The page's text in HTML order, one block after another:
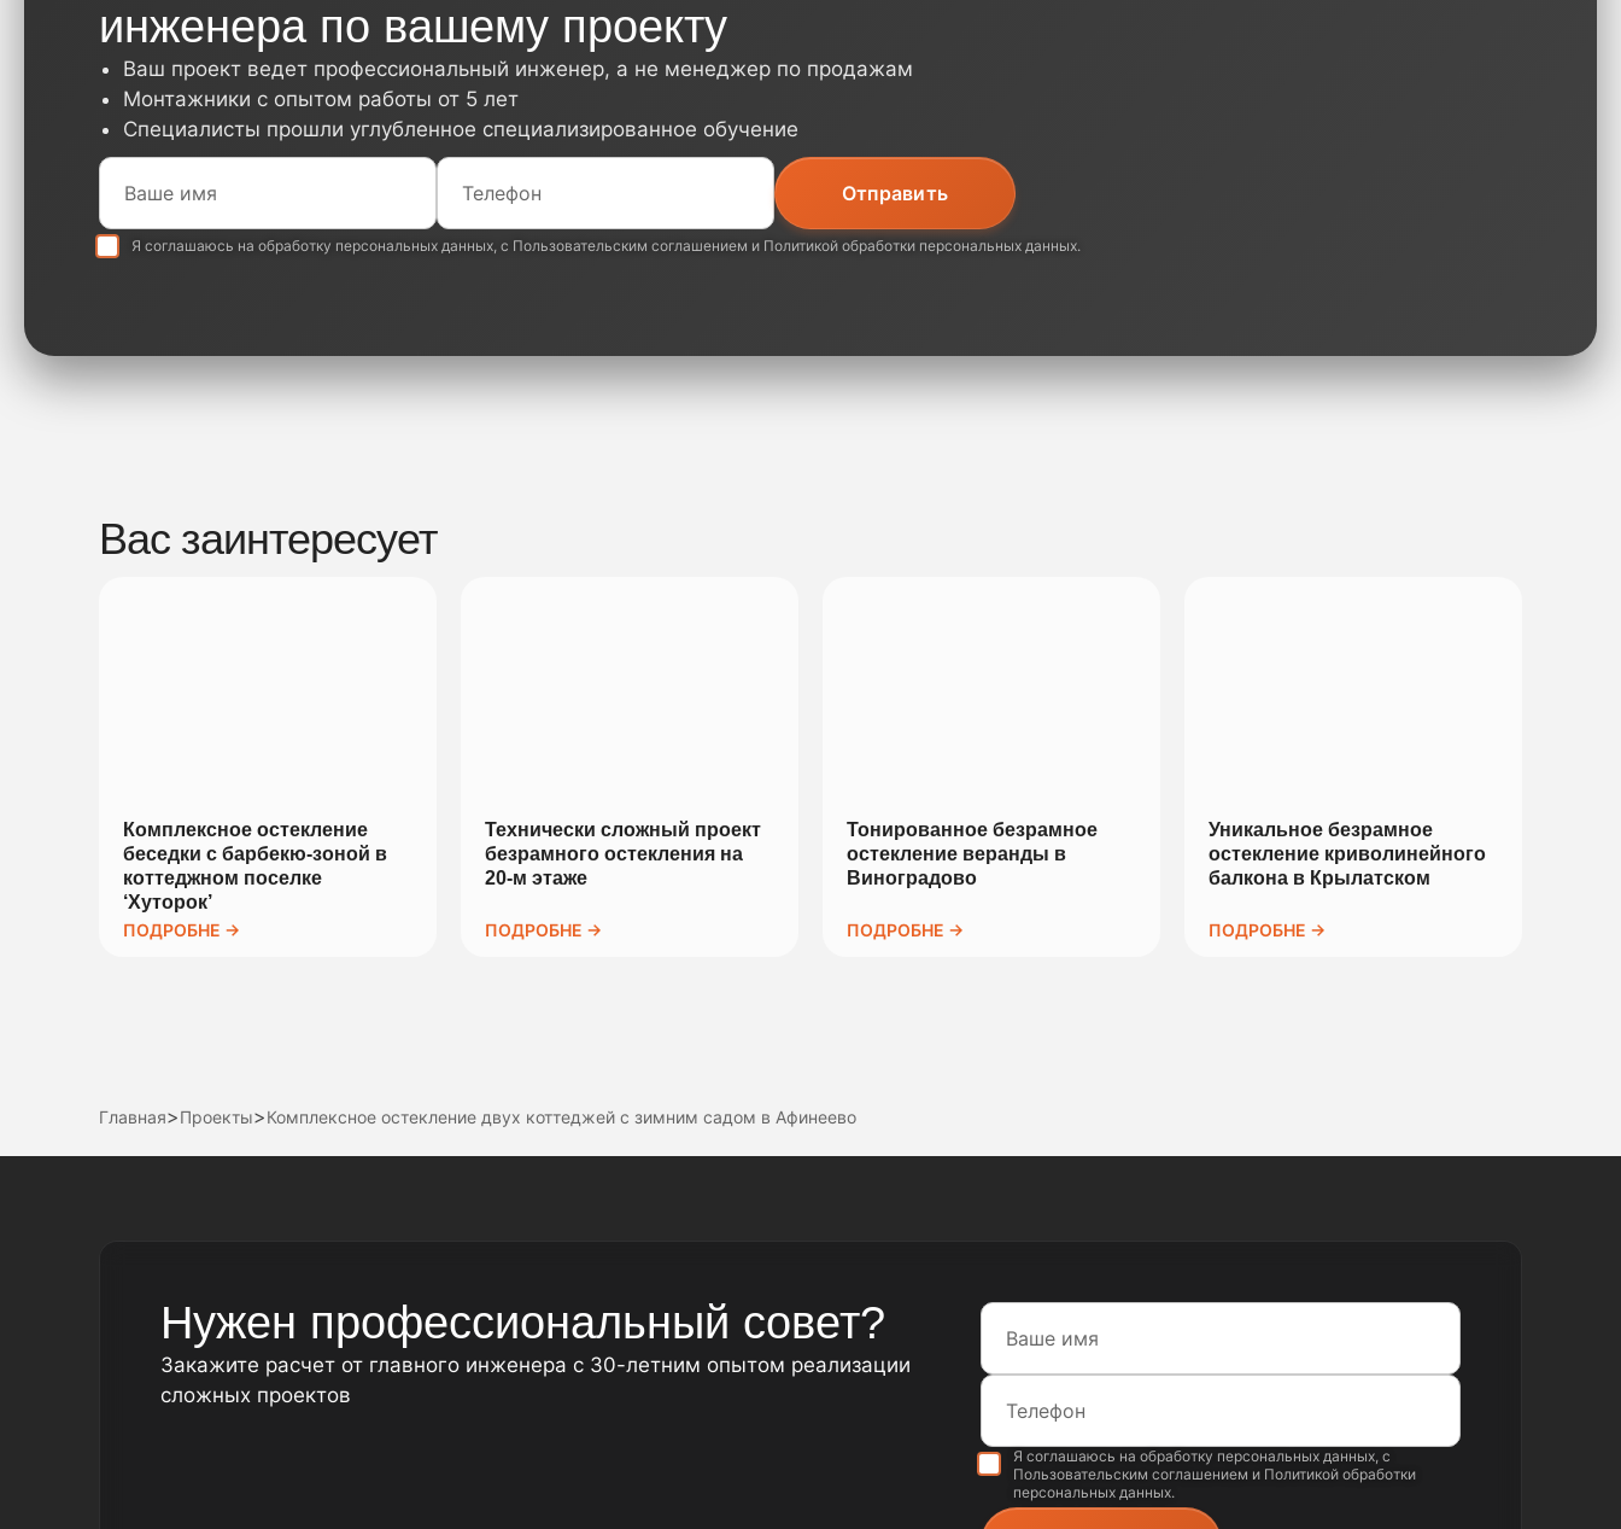
инженера по вашему проекту
Ваш проект ведет профессиональный инженер, а не менеджер по продажам
Монтажники с опытом работы от 5 лет
Специалисты прошли углубленное специализированное обучение
Я соглашаюсь на обработку персональных данных , с Пользовательским соглашением и Политикой обработки персональных данных.
Вас заинтересует
Комплексное остекление
беседки с барбекю-зоной в
коттеджном поселке
‘Хуторок’
ПОДРОБНЕ →
Технически сложный проект
безрамного остекления на
20-м этаже
ПОДРОБНЕ →
Тонированное безрамное
остекление веранды в
Виноградово
ПОДРОБНЕ →
Уникальное безрамное
остекление криволинейного
балкона в Крылатском
ПОДРОБНЕ →
Главная>Проекты>Комплексное остекление двух коттеджей с зимним садом в Афинеево
Нужен профессиональный совет?
Закажите расчет от главного инженера с 30-летним опытом реализации
сложных проектов
Я соглашаюсь на обработку персональных данных, с
Пользовательским соглашением и Политикой обработки
персональных данных.